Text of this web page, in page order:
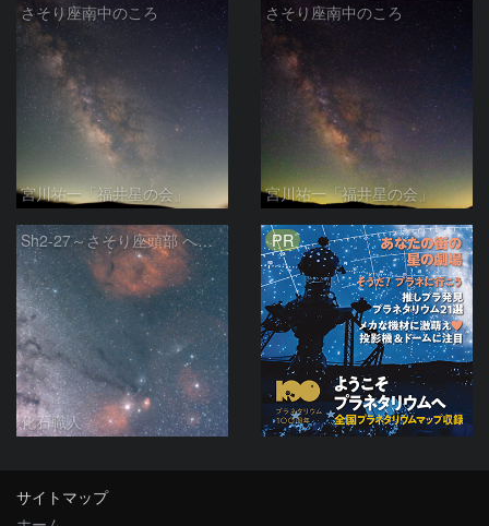
さそり座南中のころ
宮川祐一「福井星の会」
さそり座南中のころ
宮川祐一「福井星の会」
Sh2-27～さそり座頭部 へびつかい座 さそり座
化石職人
PR
サイトマップ